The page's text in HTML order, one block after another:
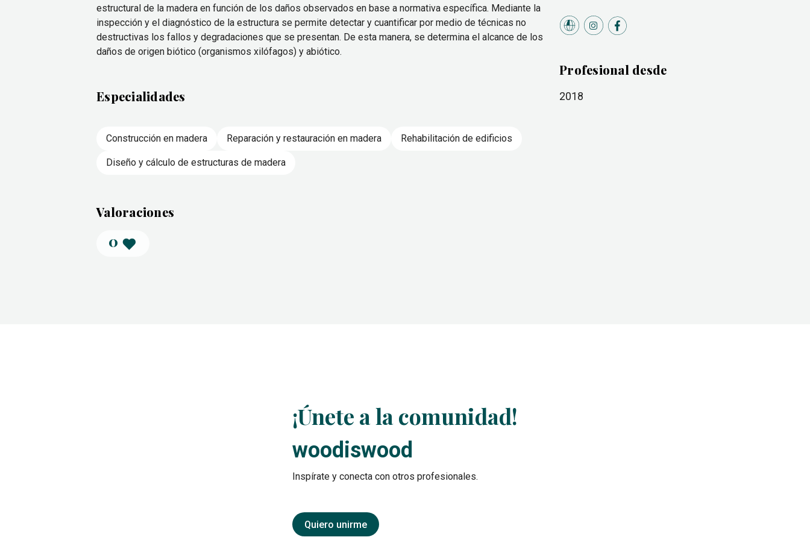
estructural de la madera en función de los daños observados en base a normativa específica. Mediante la
inspección y el diagnóstico de la estructura se permite detectar y cuantificar por medio de técnicas no
destructivas los fallos y degradaciones que se presentan. De esta manera, se determina el alcance de los
daños de origen biótico (organismos xilófagos) y abiótico.
Especialidades
Construcción en madera Reparación y restauración en madera Rehabilitación de edificios
Diseño y cálculo de estructuras de madera
Valoraciones
0
Profesional desde
2018
¡Únete a la comunidad!
woodiswood
Inspírate y conecta con otros profesionales.
Quiero unirme